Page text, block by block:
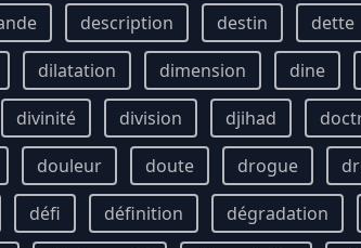
description destin dette
dilatation dimension dine
divinité division djihad
douleur doute drogue
défi définition dégradation